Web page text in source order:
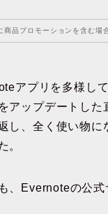
商品プロモーションを含む場
アプリを多様し
アップデートした
し、全く使い物に
。
、Evernoteの公